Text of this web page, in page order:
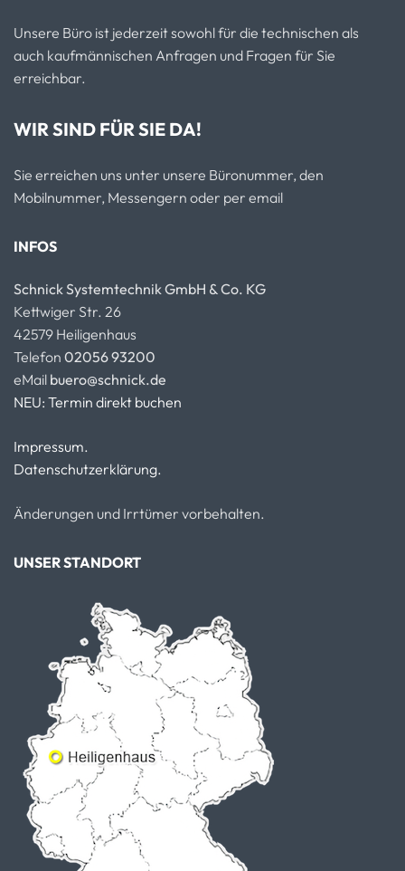
Unsere Büro ist jederzeit sowohl für die technischen als
auch kaufmännischen Anfragen und Fragen für Sie
erreichbar.
WIR SIND FÜR SIE DA!
Sie erreichen uns unter unsere Büronummer, den
Mobilnummer, Messengern oder per email
INFOS
Schnick Systemtechnik GmbH & Co. KG
Kettwiger Str. 26
42579 Heiligenhaus
Telefon 02056 93200
eMail buero@schnick.de
NEU: Termin direkt buchen
Impressum.
Datenschutzerklärung.
Änderungen und Irrtümer vorbehalten.
UNSER STANDORT